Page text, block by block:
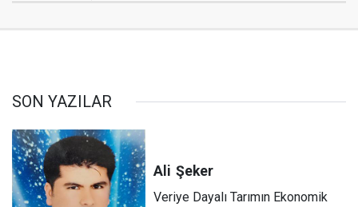
SON YAZILAR
Ali Şeker
Veriye Dayalı Tarımın Ekonomik